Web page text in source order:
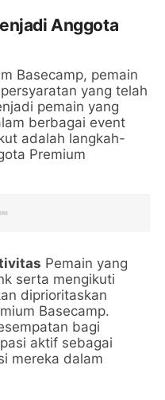
Anggota
Basecamp, pemain
yang telah
pemain yang
berbagai event
adalah langkah-
Premium
Pemain yang
serta mengikuti
diprioritaskan
Basecamp.
bagi
aktif sebagai
mereka dalam